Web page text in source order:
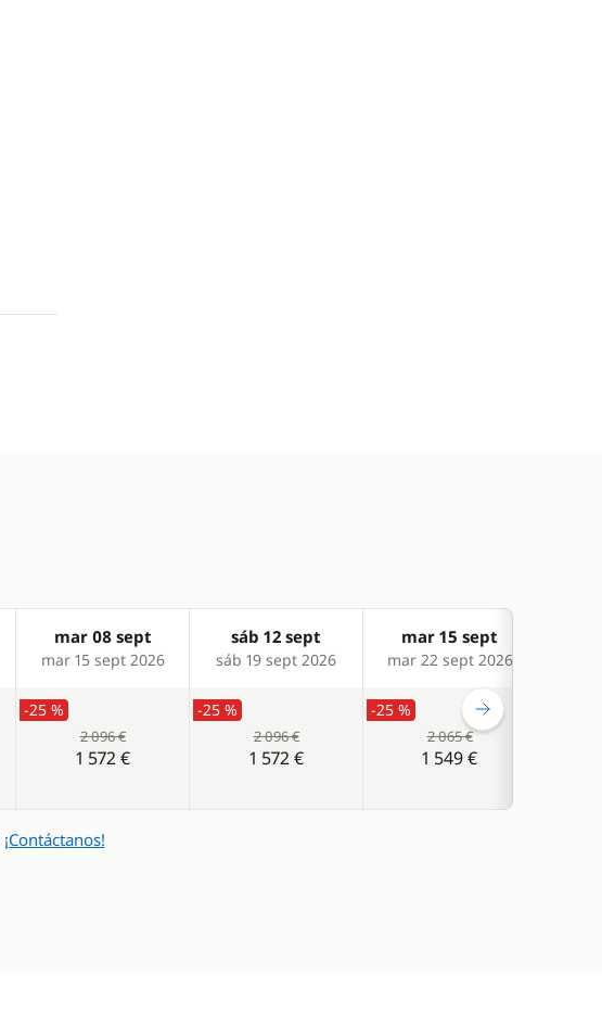
mar 08 sept
mar 15 sept 2026
sáb 12 sept
sáb 19 sept 2026
mar 15 sept
mar 22 sept 2026
-25 %
2 096 €
1 572 €
-25 %
2 096 €
1 572 €
-25 %
2 065 €
1 549 €
¡Contáctanos!